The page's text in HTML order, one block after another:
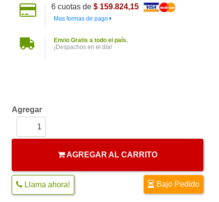
6cuotas de $ 159.824,15
Mas formas de pago
Envio Gratis a todo el país.
¡Despachos en el día!
Agregar
AGREGAR AL CARRITO
Bajo Pedido
Llama ahora!